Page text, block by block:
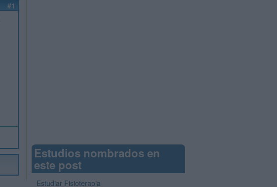
#1
Estudios nombrados en
este post
Estudiar Fisioterapia